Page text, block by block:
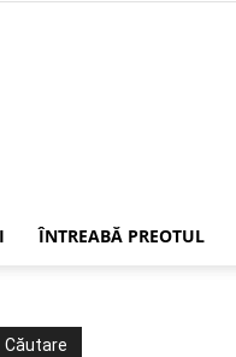
ÎNTREABĂ PREOTUL
Căutare